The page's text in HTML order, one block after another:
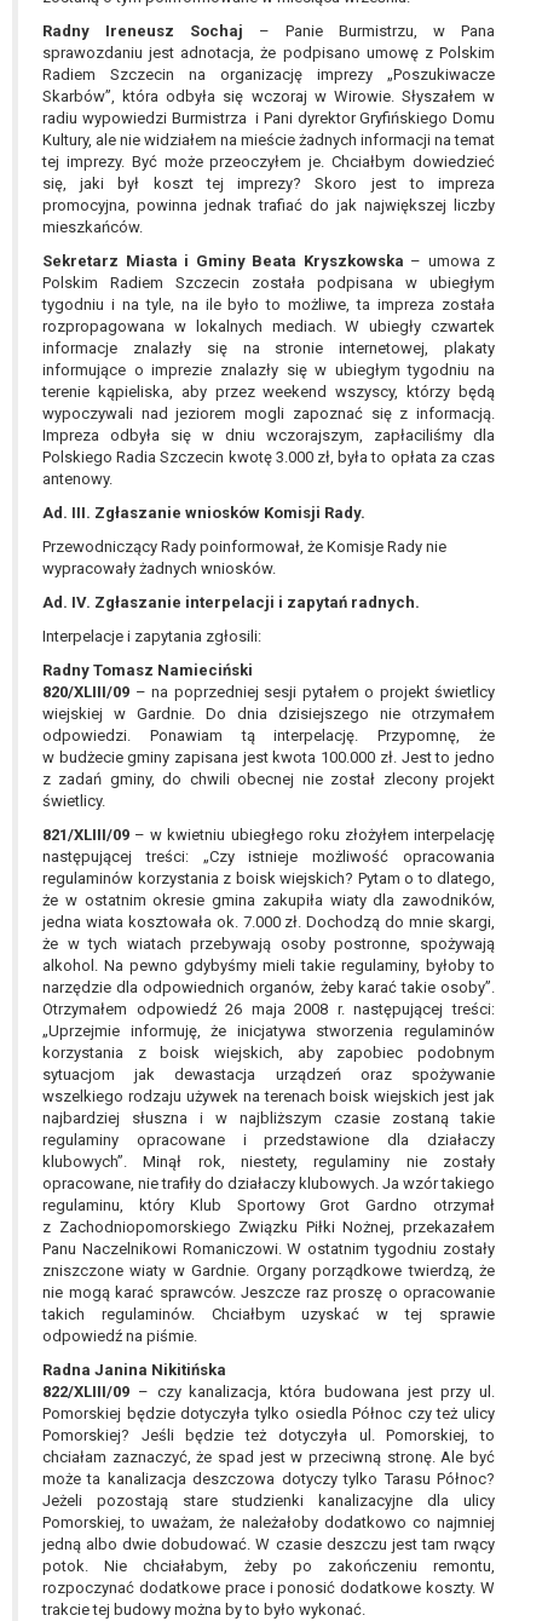
Radny Ireneusz Sochaj – Panie Burmistrzu, w Pana
sprawozdaniu jest adnotacja, że podpisano umowę z Polskim
Radiem Szczecin na organizację imprezy „Poszukiwacze
Skarbów”, która odbyła się wczoraj w Wirowie. Słyszałem w
radiu wypowiedzi Burmistrza i Pani dyrektor Gryfińskiego Domu
Kultury, ale nie widziałem na mieście żadnych informacji na temat
tej imprezy. Być może przeoczyłem je. Chciałbym dowiedzieć
się, jaki był koszt tej imprezy? Skoro jest to impreza
promocyjna, powinna jednak trafiać do jak największej liczby
mieszkańców.
Sekretarz Miasta i Gminy Beata Kryszkowska – umowa z
Polskim Radiem Szczecin została podpisana w ubiegłym
tygodniu i na tyle, na ile było to możliwe, ta impreza została
rozpropagowana w lokalnych mediach. W ubiegły czwartek
informacje znalazły się na stronie internetowej, plakaty
informujące o imprezie znalazły się w ubiegłym tygodniu na
terenie kąpieliska, aby przez weekend wszyscy, którzy będą
wypoczywali nad jeziorem mogli zapoznać się z informacją.
Impreza odbyła się w dniu wczorajszym, zapłaciliśmy dla
Polskiego Radia Szczecin kwotę 3.000 zł, była to opłata za czas
antenowy.
Ad. III. Zgłaszanie wniosków Komisji Rady.
Przewodniczący Rady poinformował, że Komisje Rady nie
wypracowały żadnych wniosków.
Ad. IV. Zgłaszanie interpelacji i zapytań radnych.
Interpelacje i zapytania zgłosili:
Radny Tomasz Namieciński
820/XLIII/09 – na poprzedniej sesji pytałem o projekt świetlicy
wiejskiej w Gardnie. Do dnia dzisiejszego nie otrzymałem
odpowiedzi. Ponawiam tą interpelację. Przypomnę, że
w budżecie gminy zapisana jest kwota 100.000 zł. Jest to jedno
z zadań gminy, do chwili obecnej nie został zlecony projekt
świetlicy.
821/XLIII/09 – w kwietniu ubiegłego roku złożyłem interpelację
następującej treści: „Czy istnieje możliwość opracowania
regulaminów korzystania z boisk wiejskich? Pytam o to dlatego,
że w ostatnim okresie gmina zakupiła wiaty dla zawodników,
jedna wiata kosztowała ok. 7.000 zł. Dochodzą do mnie skargi,
że w tych wiatach przebywają osoby postronne, spożywają
alkohol. Na pewno gdybyśmy mieli takie regulaminy, byłoby to
narzędzie dla odpowiednich organów, żeby karać takie osoby”.
Otrzymałem odpowiedź 26 maja 2008 r. następującej treści:
„Uprzejmie informuję, że inicjatywa stworzenia regulaminów
korzystania z boisk wiejskich, aby zapobiec podobnym
sytuacjom jak dewastacja urządzeń oraz spożywanie
wszelkiego rodzaju używek na terenach boisk wiejskich jest jak
najbardziej słuszna i w najbliższym czasie zostaną takie
regulaminy opracowane i przedstawione dla działaczy
klubowych”. Minął rok, niestety, regulaminy nie zostały
opracowane, nie trafiły do działaczy klubowych. Ja wzór takiego
regulaminu, który Klub Sportowy Grot Gardno otrzymał
z Zachodniopomorskiego Związku Piłki Nożnej, przekazałem
Panu Naczelnikowi Romaniczowi. W ostatnim tygodniu zostały
zniszczone wiaty w Gardnie. Organy porządkowe twierdzą, że
nie mogą karać sprawców. Jeszcze raz proszę o opracowanie
takich regulaminów. Chciałbym uzyskać w tej sprawie
odpowiedź na piśmie.
Radna Janina Nikitińska
822/XLIII/09 – czy kanalizacja, która budowana jest przy ul.
Pomorskiej będzie dotyczyła tylko osiedla Północ czy też ulicy
Pomorskiej? Jeśli będzie też dotyczyła ul. Pomorskiej, to
chciałam zaznaczyć, że spad jest w przeciwną stronę. Ale być
może ta kanalizacja deszczowa dotyczy tylko Tarasu Północ?
Jeżeli pozostają stare studzienki kanalizacyjne dla ulicy
Pomorskiej, to uważam, że należałoby dodatkowo co najmniej
jedną albo dwie dobudować. W czasie deszczu jest tam rwący
potok. Nie chciałabym, żeby po zakończeniu remontu,
rozpoczynać dodatkowe prace i ponosić dodatkowe koszty. W
trakcie tej budowy można by to było wykonać.